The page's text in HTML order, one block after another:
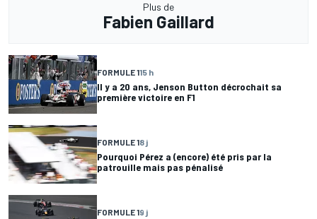
Plus de
Fabien Gaillard
FORMULE 115 h
Il y a 20 ans, Jenson Button décrochait sa
première victoire en F1
FORMULE 18 j
Pourquoi Pérez a (encore) été pris par la
patrouille mais pas pénalisé
FORMULE 19 j